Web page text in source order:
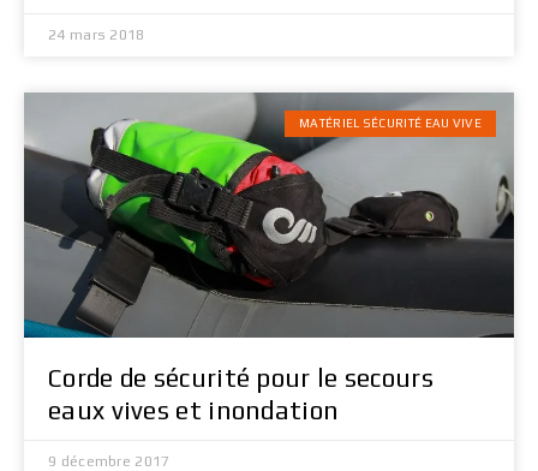
24 mars 2018
MATÉRIEL SÉCURITÉ EAU VIVE
Corde de sécurité pour le secours
eaux vives et inondation
9 décembre 2017